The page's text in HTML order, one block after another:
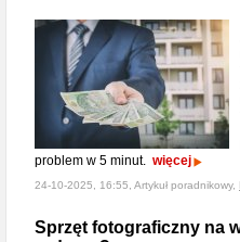
problem w 5 minut. więcej
24-10-2025, 16:55, Artykuł poradnikowy,
Sprzęt fotograficzny na